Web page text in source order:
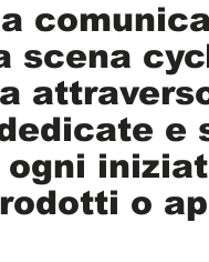
scena
ogni
o